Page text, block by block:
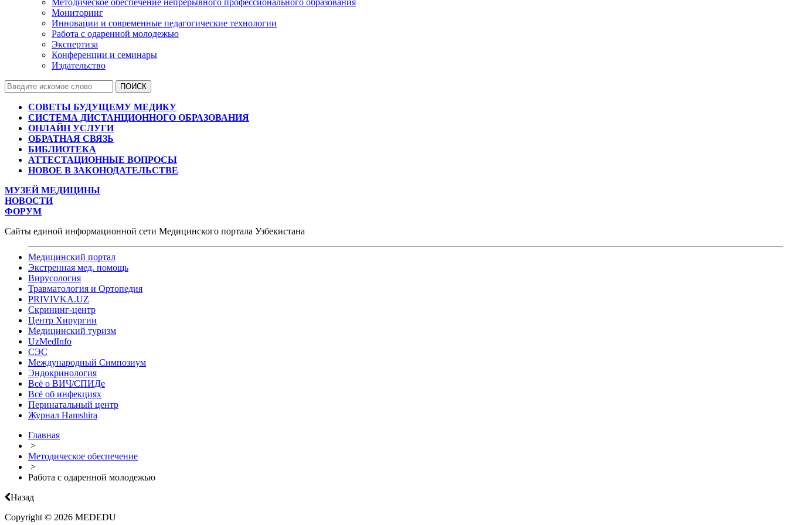
Методическое обеспечение непрерывного профессионального образования
Мониторинг
Инновации и современные педагогические технологии
Работа с одаренной молодежью
Экспертиза
Конференции и семинары
Издательство
СОВЕТЫ БУДУЩЕМУ МЕДИКУ
СИСТЕМА ДИСТАНЦИОННОГО ОБРАЗОВАНИЯ
ОНЛАЙН УСЛУГИ
ОБРАТНАЯ СВЯЗЬ
БИБЛИОТЕКА
АТТЕСТАЦИОННЫЕ ВОПРОСЫ
НОВОЕ В ЗАКОНОДАТЕЛЬСТВЕ
МУЗЕЙ МЕДИЦИНЫ
НОВОСТИ
ФОРУМ
Сайты единой информационной сети Медицинского портала Узбекистана
Медицинский портал
Экстренная мед. помощь
Вирусология
Травматология и Ортопедия
PRIVIVKA.UZ
Скрининг-центр
Центр Хирургии
Медицинский туризм
UzMedInfo
СЭС
Международный Симпозиум
Эндокринология
Всё о ВИЧ/СПИДе
Всё об инфекциях
Перинатальный центр
Журнал Hamshira
Главная
>
Методическое обеспечение
>
Работа с одаренной молодежью
Назад
Copyright © 2026 MEDEDU